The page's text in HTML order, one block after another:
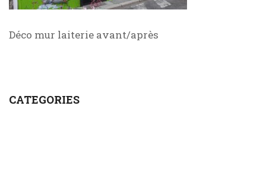
Déco mur laiterie avant/après
CATEGORIES